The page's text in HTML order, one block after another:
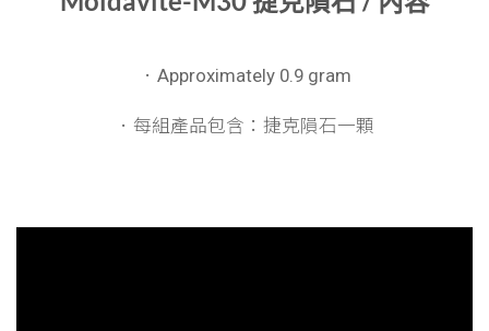
．Approximately 0.9 gram
．每組產品包含： 捷克隕石一顆